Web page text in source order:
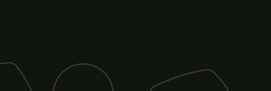
Miroir (spy) Miroir (lame)